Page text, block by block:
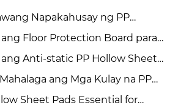
Napakahusay ng PP
para sa Makabagong
Floor Protection Board para
at Pagkukumpuni?
Anti-static PP Hollow Sheet
Packaging at Proteksyon sa
ang Mga Kulay na PP
Makabagong Industriya?
Sheet Pads Essential for